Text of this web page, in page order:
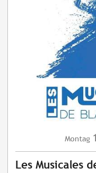
Montag
Les Musicales